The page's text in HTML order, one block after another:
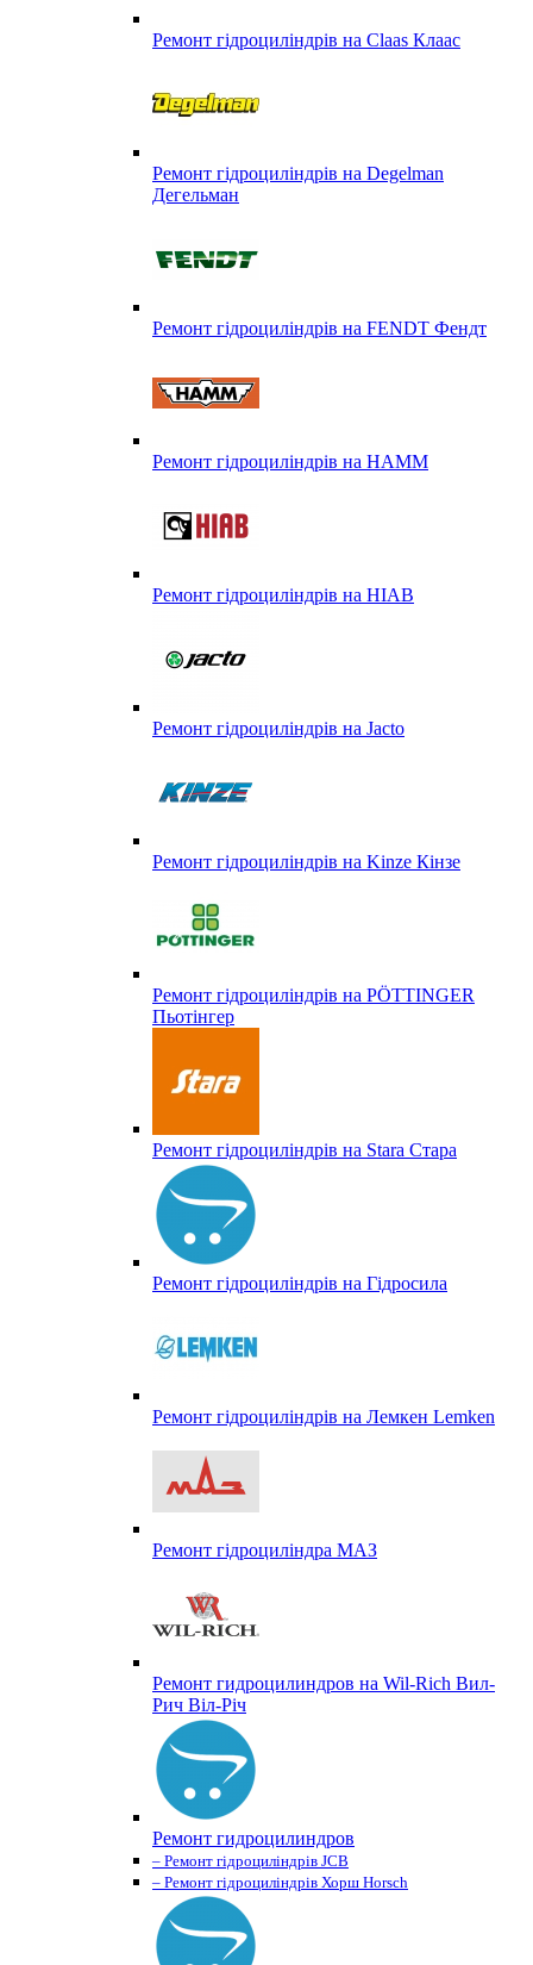
Ремонт гідроциліндрів на Claas Клаас
Ремонт гідроциліндрів на Degelman
Дегельман
Ремонт гідроциліндрів на FENDT Фендт
Ремонт гідроциліндрів на HAMM
Ремонт гідроциліндрів на HIAB
Ремонт гідроциліндрів на Jacto
Ремонт гідроциліндрів на Kinze Кінзе
Ремонт гідроциліндрів на PÖTTINGER
Пьотінгер
Ремонт гідроциліндрів на Stara Стара
Ремонт гідроциліндрів на Гідросила
Ремонт гідроциліндрів на Лемкен Lemken
Ремонт гідроциліндра МАЗ
Ремонт гидроцилиндров на Wil-Rich Вил-
Рич Віл-Річ
Ремонт гидроцилиндров
– Ремонт гідроциліндрів JCB
– Ремонт гідроциліндрів Хорш Horsch